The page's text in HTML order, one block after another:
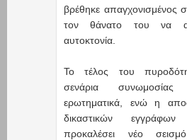
βρέθηκε απαγχονισμένος
τον θάνατο του να
αυτοκτονία.
Το τέλος του
σενάρια
ερωτηματικά, ενώ η
δικαστικών
προκαλέσει νέο